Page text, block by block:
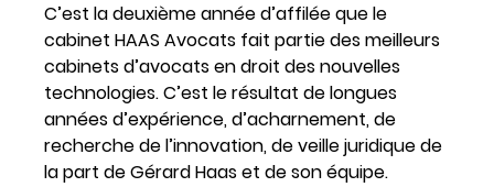
C’est la deuxième année d’affilée que le
cabinet HAAS Avocats fait partie des meilleurs
cabinets d’avocats en droit des nouvelles
technologies. C’est le résultat de longues
années d’expérience, d’acharnement, de
recherche de l’innovation, de veille juridique de
la part de Gérard Haas et de son équipe.